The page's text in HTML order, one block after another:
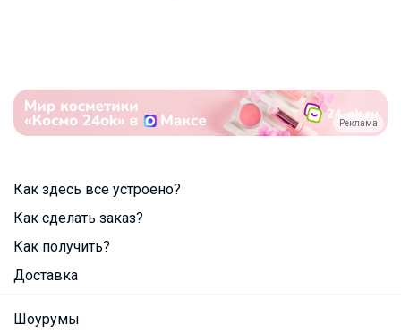
Реклама
Как здесь все устроено?
Как сделать заказ?
Как получить?
Доставка
Шоурумы